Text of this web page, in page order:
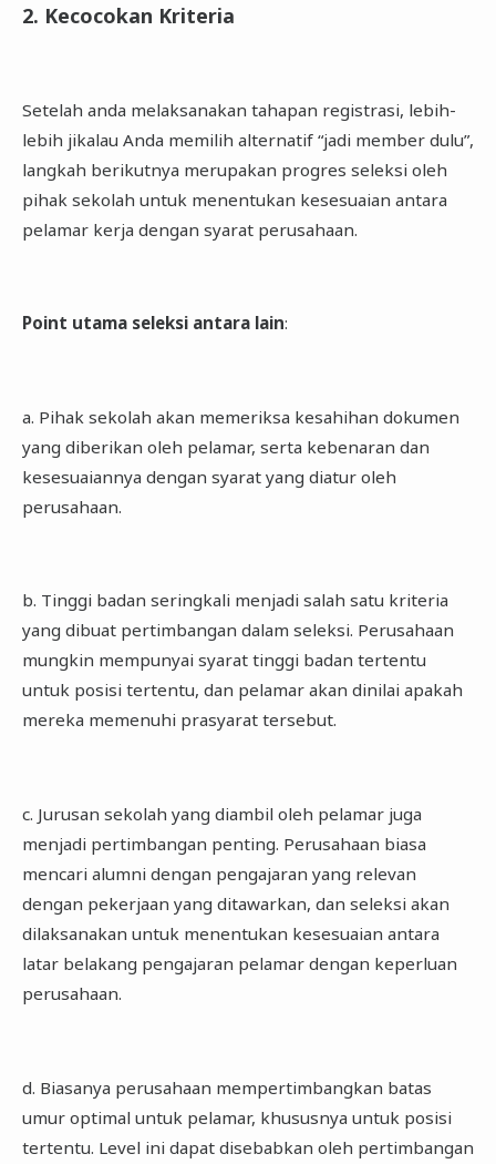
2. Kecocokan Kriteria
Setelah anda melaksanakan tahapan registrasi, lebih-
lebih jikalau Anda memilih alternatif “jadi member dulu”,
langkah berikutnya merupakan progres seleksi oleh
pihak sekolah untuk menentukan kesesuaian antara
pelamar kerja dengan syarat perusahaan.
Point utama seleksi antara lain:
a. Pihak sekolah akan memeriksa kesahihan dokumen
yang diberikan oleh pelamar, serta kebenaran dan
kesesuaiannya dengan syarat yang diatur oleh
perusahaan.
b. Tinggi badan seringkali menjadi salah satu kriteria
yang dibuat pertimbangan dalam seleksi. Perusahaan
mungkin mempunyai syarat tinggi badan tertentu
untuk posisi tertentu, dan pelamar akan dinilai apakah
mereka memenuhi prasyarat tersebut.
c. Jurusan sekolah yang diambil oleh pelamar juga
menjadi pertimbangan penting. Perusahaan biasa
mencari alumni dengan pengajaran yang relevan
dengan pekerjaan yang ditawarkan, dan seleksi akan
dilaksanakan untuk menentukan kesesuaian antara
latar belakang pengajaran pelamar dengan keperluan
perusahaan.
d. Biasanya perusahaan mempertimbangkan batas
umur optimal untuk pelamar, khususnya untuk posisi
tertentu. Level ini dapat disebabkan oleh pertimbangan